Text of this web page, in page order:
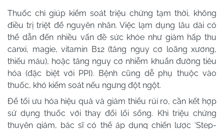
Thuốc chỉ giúp kiểm soát triệu chứng tạm thời, không
điều trị triệt để nguyên nhân. Việc lạm dụng lâu dài có
thể dẫn đến nhiều vấn đề sức khỏe như giảm hấp thu
canxi, magie, vitamin B12 (tăng nguy cơ loãng xương,
thiếu máu), hoặc tăng nguy cơ nhiễm khuẩn đường tiêu
hóa (đặc biệt với PPI). Bệnh cũng dễ phụ thuộc vào
thuốc, khó kiểm soát nếu ngưng đột ngột.
Để tối ưu hóa hiệu quả và giảm thiểu rủi ro, cần kết hợp
sử dụng thuốc với thay đổi lối sống. Khi triệu chứng
thuyên giảm, bác sĩ có thể áp dụng chiến lược ‘Step-